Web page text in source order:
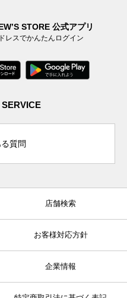
STORE 公式アプリ
レスでかんたんログイン
質問
店舗検索
お客様対応方針
企業情報